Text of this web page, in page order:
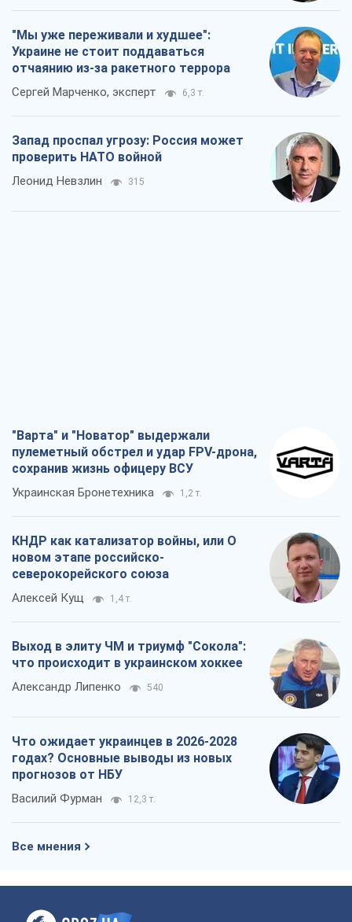
"Мы уже переживали и худшее":
Украине не стоит поддаваться
отчаянию из-за ракетного террора
Сергей Марченко, эксперт 6,3 т.
Запад проспал угрозу: Россия может
проверить НАТО войной
Леонид Невзлин 315
"Варта" и "Новатор" выдержали
пулеметный обстрел и удар FPV-дрона,
сохранив жизнь офицеру ВСУ
Украинская Бронетехника 1,2 т.
КНДР как катализатор войны, или О
новом этапе российско-
северокорейского союза
Алексей Кущ 1,4 т.
Выход в элиту ЧМ и триумф "Сокола":
что происходит в украинском хоккее
Александр Липенко 540
Что ожидает украинцев в 2026-2028
годах? Основные выводы из новых
прогнозов от НБУ
Василий Фурман 12,3 т.
Все мнения